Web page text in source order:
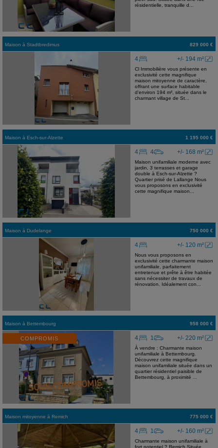
résidentielle, tranquille d...
Maison à Stadtbredimus 829 000 €
+/- 194 m²
4
Cl Immobilière vous présente en
exclusivité cette magnifique
maison mitoyenne de caractère,
offrant une surface habitable
d'environ 194 m², située dans le
charmant village de St...
Maison à Esch-sur-Alzette 1 195 000 €
+/- 168 m²
4 4
Maison unifamiliale moderne avec
jardin, 3 terrasses et garage
double à Esch-sur-Alzette ?
Quartier prisé de Lallange Nous
vous proposons en exclusivité
cette magnifique maison...
Maison à Dudelange 750 000 €
+/- 120 m²
4
Nous vous proposons en
exclusivité cette charmante maison
unifamiliale, parfaitement
entretenue et prête à être habitée
sans nécessiter de travaux de
rénovation. Idéalement con...
Maison à Bettembourg 958 000 €
COMPROMIS +/- 220 m²
4 1
À vendre : Charmante maison
unifamiliale à Bettembourg.
Découvrez cette magnifique
maison unifamiliale située dans un
quartier résidentiel paisible de
Bettembourg, à proximité ...
Maison mitoyenne à Remich 775 000 €
+/- 160 m²
4 1
Charmante maison unifamiliale à
fort potentiel ? Remich Située